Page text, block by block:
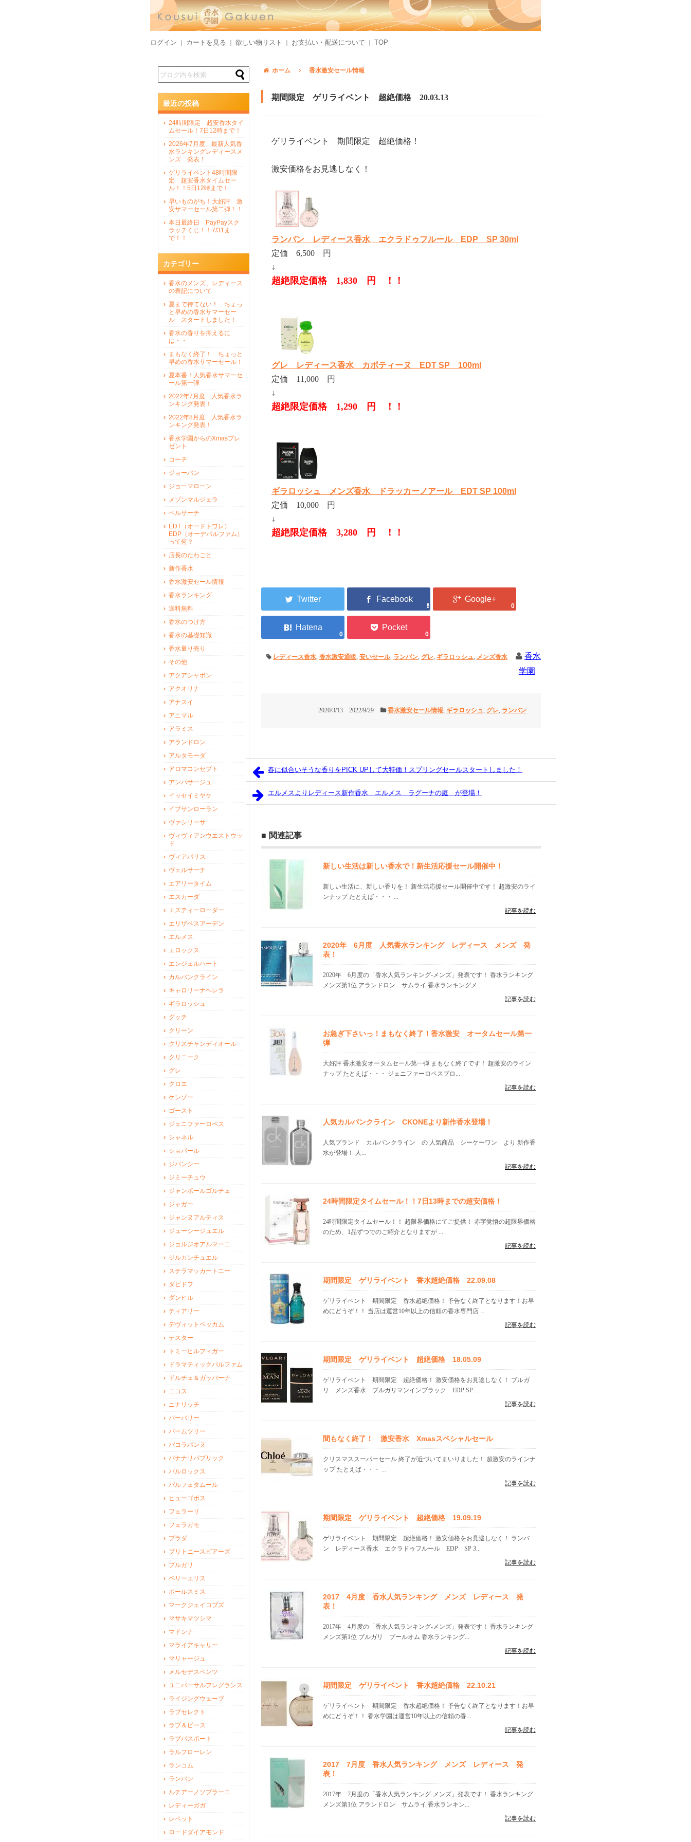
ログイン カートを見る 欲しい物リスト お支払い・配送について TOP
ホーム 香水激安セール情報
期間限定 ゲリライベント 超絶価格 20.03.13
ゲリライベント 期間限定 超絶価格！
激安価格をお見逃しなく！
ランバン レディース香水 エクラドゥフルール EDP SP 30ml
定価 6,500 円
↓
超絶限定価格 1,830 円 ！！
グレ レディース香水 カボティーヌ EDT SP 100ml
定価 11,000 円
↓
超絶限定価格 1,290 円 ！！
ギラロッシュ メンズ香水 ドラッカーノアール EDT SP 100ml
定価 10,000 円
↓
超絶限定価格 3,280 円 ！！
0
0 0
レディース香水,香水激安通販,安いセール, ランバン, グレ, ギラロッシュ, メンズ香水
香水
学園
2020/3/13 2022/9/29 香水激安セール情報, ギラロッシュ, グレ, ランバン
春に似合いそうな香りをPICK UPして大特価！スプリングセールスタートしました！
エルメスよりレディース新作香水 エルメス ラグーナの庭 が登場！
関連記事
新しい生活は新しい香水で！新生活応援セール開催中！
新しい生活に、新しい香りを！ 新生活応援セール開催中です！ 超激安のライ
ンナップ たとえば・・・ ...
記事を読む
2020年 6月度 人気香水ランキング レディース メンズ 発
表！
2020年 6月度の「香水人気ランキング-メンズ」発表です！ 香水ランキング
メンズ第1位 アランドロン サムライ 香水ランキングメ...
記事を読む
お急ぎ下さいっ！まもなく終了！香水激安 オータムセール第一
弾
大好評 香水激安オータムセール第一弾 まもなく終了です！ 超激安のライン
ナップ たとえば・・・ ジェニファーロペスプロ...
記事を読む
人気カルバンクライン CKONEより新作香水登場！
人気ブランド カルバンクライン の 人気商品 シーケーワン より 新作香
水が登場！ 人...
記事を読む
24時間限定タイムセール！！7日13時までの超安価格！
24時間限定タイムセール！！ 超限界価格にてご提供！ 赤字覚悟の超限界価格
のため、1品ずつでのご紹介となりますが ...
記事を読む
期間限定 ゲリライベント 香水超絶価格 22.09.08
ゲリライベント 期間限定 香水超絶価格！ 予告なく終了となります！お早
めにどうぞ！！ 当店は運営10年以上の信頼の香水専門店 ...
記事を読む
期間限定 ゲリライベント 超絶価格 18.05.09
ゲリライベント 期間限定 超絶価格！ 激安価格をお見逃しなく！ ブルガ
リ メンズ香水 ブルガリマンインブラック EDP SP ...
記事を読む
間もなく終了！ 激安香水 Xmasスペシャルセール
クリスマススーパーセール 終了が近づいてまいりました！ 超激安のラインナ
ップ たとえば・・・ ...
記事を読む
期間限定 ゲリライベント 超絶価格 19.09.19
ゲリライベント 期間限定 超絶価格！ 激安価格をお見逃しなく！ ランバ
ン レディース香水 エクラドゥフルール EDP SP 3...
記事を読む
2017 4月度 香水人気ランキング メンズ レディース 発
表！
2017年 4月度の「香水人気ランキング-メンズ」発表です！ 香水ランキング
メンズ第1位 ブルガリ プールオム 香水ランキング...
記事を読む
期間限定 ゲリライベント 香水超絶価格 22.10.21
ゲリライベント 期間限定 香水超絶価格！ 予告なく終了となります！お早
めにどうぞ！！ 香水学園は運営10年以上の信頼の香...
記事を読む
2017 7月度 香水人気ランキング メンズ レディース 発
表！
2017年 7月度の「香水人気ランキング-メンズ」発表です！ 香水ランキング
メンズ第1位 アランドロン サムライ 香水ランキン...
記事を読む
最近の投稿
24時間限定 超安香水タイ
ムセール！7日12時まで！
2026年7月度 最新人気香
水ランキングレディースメ
ンズ 発表！
ゲリライベント48時間限
定 超安香水タイムセー
ル！！5日12時まで！
早いものがち！大好評 激
安サマーセール第二弾！！
本日最終日 PayPayスク
ラッチくじ！！7/31ま
で！！
カテゴリー
香水のメンズ、レディース
の表記について
夏まで待てない！ ちょっ
と早めの香水サマーセー
ル スタートしました！
香水の香りを抑えるに
は・・
まもなく終了！ ちょっと
早めの香水サマーセール！
夏本番！人気香水サマーセ
ール第一弾
2022年7月度 人気香水ラ
ンキング発表！
2022年8月度 人気香水ラ
ンキング発表！
香水学園からのXmasプレ
ゼント
コーチ
ジョーバン
ジョーマローン
メゾンマルジェラ
ベルサーチ
EDT（オードトワレ）
EDP（オーデパルファム）
って何？
店長のたわごと
新作香水
香水激安セール情報
香水ランキング
送料無料
香水のつけ方
香水の基礎知識
香水量り売り
その他
アクアシャボン
アクオリナ
アナスイ
アニマル
アラミス
アランドロン
アルタモーダ
アロマコンセプト
アンパサージュ
イッセイミヤケ
イブサンローラン
ヴァシリーサ
ヴィヴィアンウエストウッ
ド
ヴィアパリス
ヴェルサーチ
エアリータイム
エスカーダ
エスティーローダー
エリザベスアーデン
エルメス
エロックス
エンジェルハート
カルバンクライン
キャロリーナヘレラ
ギラロッシュ
グッチ
クリーン
クリスチャンディオール
クリニーク
グレ
クロエ
ケンゾー
ゴースト
ジェニファーロペス
シャネル
ショパール
ジバンシー
ジミーチュウ
ジャンポールゴルチェ
ジャガー
ジャンヌアルティス
ジューシージュエル
ジョルジオアルマーニ
ジルカンチュエル
ステラマッカートニー
ダビドフ
ダンヒル
ティアリー
デヴィットベッカム
テスター
トミーヒルフィガー
ドラマティックパルファム
ドルチェ＆ガッバーナ
ニコス
ニナリッチ
バーバリー
パームツリー
パコラバンヌ
バナナリパブリック
パルロックス
パルフェタムール
ヒューゴボス
フェラーリ
フェラガモ
プラダ
ブリトニースピアーズ
ブルガリ
ペリーエリス
ポールスミス
マークジェイコブズ
マサキマツシマ
マドンナ
マライアキャリー
マリャージュ
メルセデスベンツ
ユニバーサルフレグランス
ライジングウェーブ
ラブセレクト
ラブ＆ピース
ラブパスポート
ラルフローレン
ランコム
ランバン
ルチアーノソプラーニ
レディーガガ
レペット
ロードダイアモンド